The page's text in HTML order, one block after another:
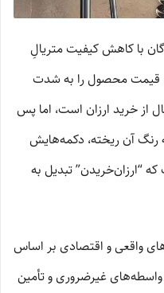
با کاهش کیفیت متریالِ
قیمت محصول را به شدت
از خرید ارزان است، اما پس
که رنگ آن ریخته، دکمه‌هایش
تبدیل به
واقعی و اقتصادی بر اساس
غیرضروری و تأمین